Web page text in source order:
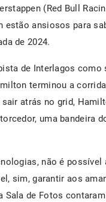
(Red Bull
estão ansiosos para
de 2024.
de Interlagos
terminou a
atrás no grid,
uma bandeira
não é
sim, garantir aos
Sala de Fotos